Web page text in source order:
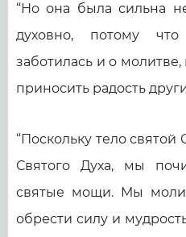
“Но она была сильна
духовно, потому
заботилась и о
приносить радость
“Поскольку тело
Святого Духа, мы
святые мощи. Мы
обрести силу и